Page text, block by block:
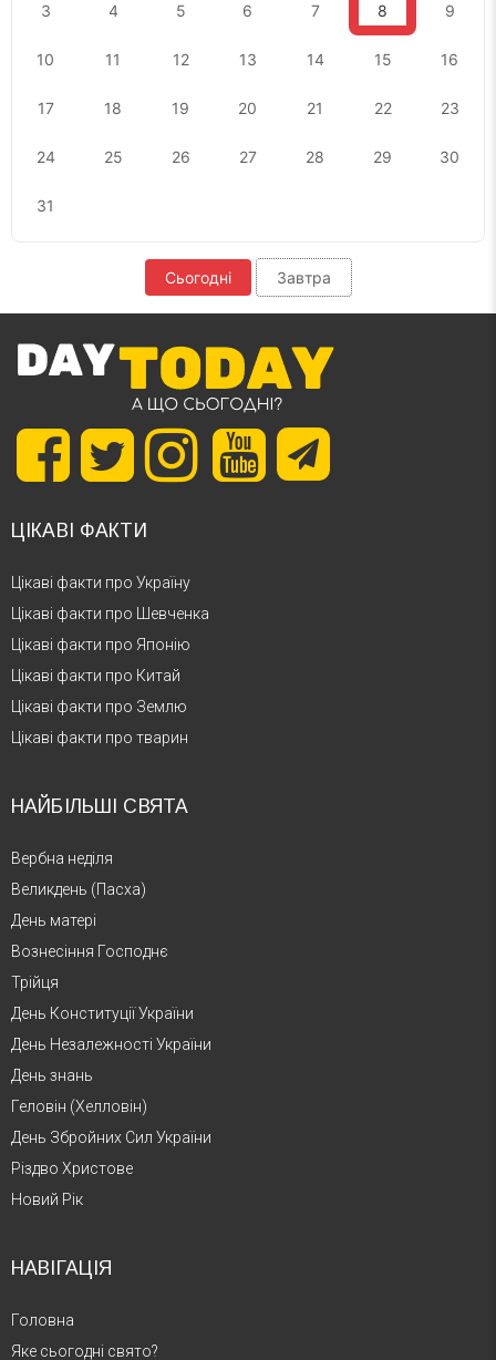
3 4 5 6 7 8 9
10 11 12 13 14 15 16
17 18 19 20 21 22 23
24 25 26 27 28 29 30
31
Сьогодні Завтра
ЦІКАВІ ФАКТИ
Цікаві факти про Україну
Цікаві факти про Шевченка
Цікаві факти про Японію
Цікаві факти про Китай
Цікаві факти про Землю
Цікаві факти про тварин
НАЙБІЛЬШІ СВЯТА
Вербна неділя
Великдень (Пасха)
День матері
Вознесіння Господнє
Трійця
День Конституції України
День Незалежності України
День знань
Геловін (Хелловін)
День Збройних Сил України
Різдво Христове
Новий Рік
НАВІГАЦІЯ
Головна
Яке сьогодні свято?